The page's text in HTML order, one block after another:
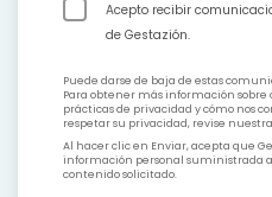
Acepto recibir
de Gestazión.
Puede darse de baja de estas
Para obtener más información sobre
prácticas de privacidad y cómo nos
respetar su privacidad, revise
Al hacer clic en Enviar, acepta que
información personal suministrada
contenido solicitado.